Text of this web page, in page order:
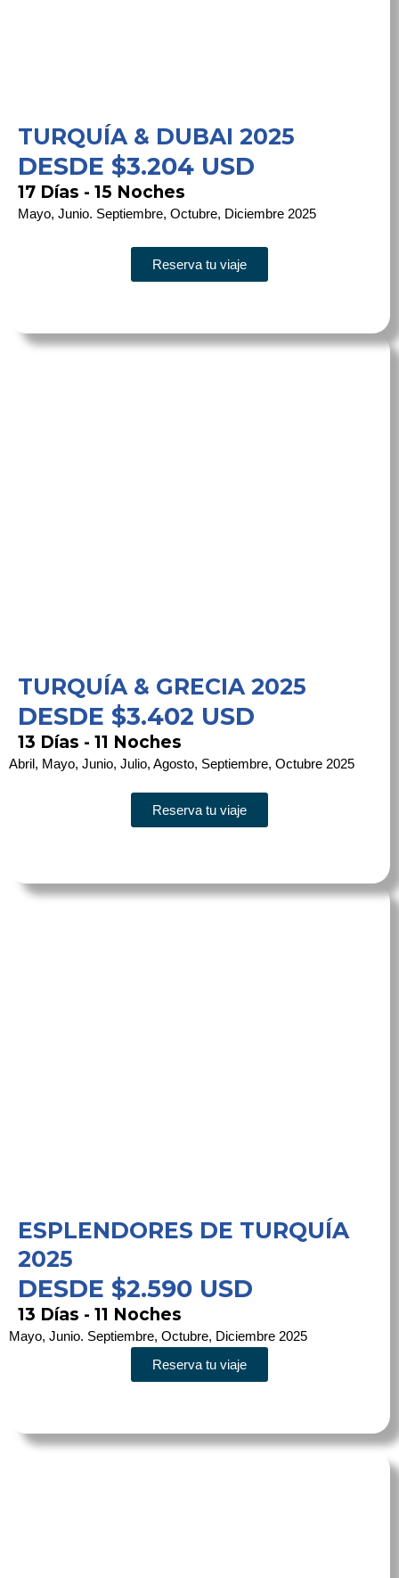
TURQUÍA & DUBAI 2025
DESDE $3.204 USD
17 Días - 15 Noches
Mayo, Junio. Septiembre, Octubre, Diciembre 2025
Reserva tu viaje
TURQUÍA & GRECIA 2025
DESDE $3.402 USD
13 Días - 11 Noches
Abril, Mayo, Junio, Julio, Agosto, Septiembre, Octubre 2025
Reserva tu viaje
ESPLENDORES DE TURQUÍA
2025
DESDE $2.590 USD
13 Días - 11 Noches
Mayo, Junio. Septiembre, Octubre, Diciembre 2025
Reserva tu viaje